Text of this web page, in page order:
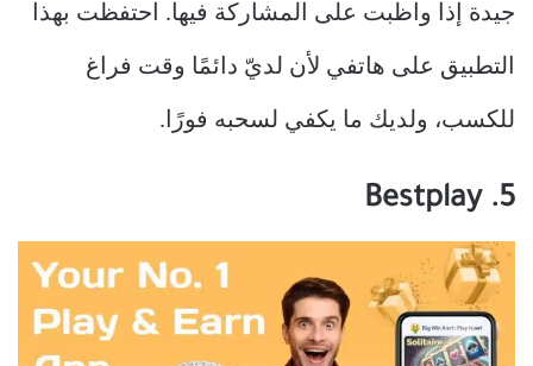
جيدة إذا واظبت على المشاركة فيها. احتفظت بهذا
التطبيق على هاتفي لأن لديّ دائمًا وقت فراغ
للكسب، ولديك ما يكفي لسحبه فورًا.
5. Bestplay